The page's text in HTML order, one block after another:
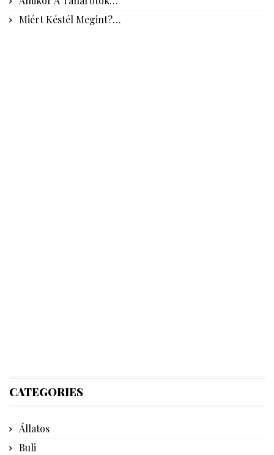
Miért Késtél Megint?…
CATEGORIES
Állatos
Buli